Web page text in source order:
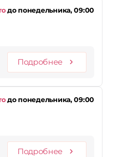
до понедельника, 09:00
Подробнее
до понедельника, 09:00
Подробнее